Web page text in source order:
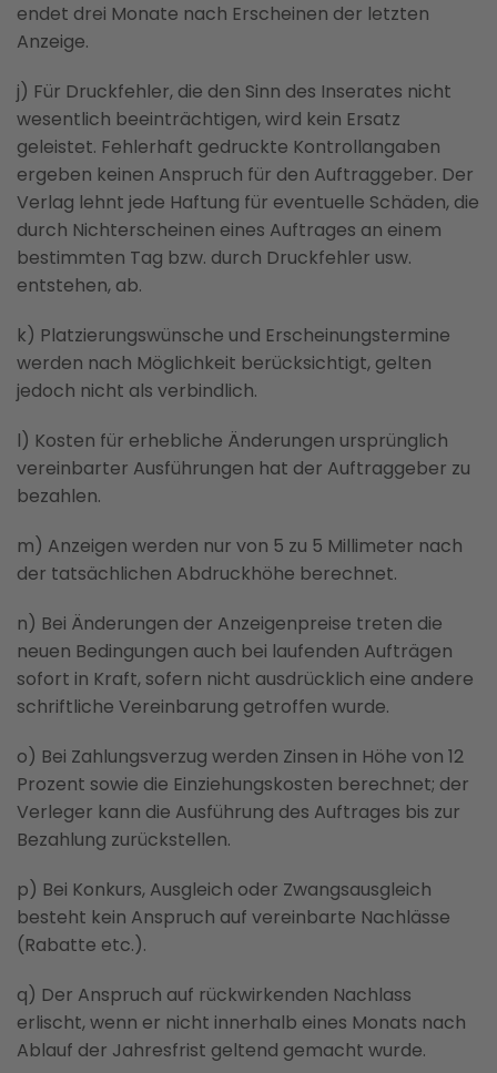
endet drei Monate nach Erscheinen der letzten
Anzeige.
j) Für Druckfehler, die den Sinn des Inserates nicht
wesentlich beeinträchtigen, wird kein Ersatz
geleistet. Fehlerhaft gedruckte Kontrollangaben
ergeben keinen Anspruch für den Auftraggeber. Der
Verlag lehnt jede Haftung für eventuelle Schäden, die
durch Nichterscheinen eines Auftrages an einem
bestimmten Tag bzw. durch Druckfehler usw.
entstehen, ab.
k) Platzierungswünsche und Erscheinungstermine
werden nach Möglichkeit berücksichtigt, gelten
jedoch nicht als verbindlich.
l) Kosten für erhebliche Änderungen ursprünglich
vereinbarter Ausführungen hat der Auftraggeber zu
bezahlen.
m) Anzeigen werden nur von 5 zu 5 Millimeter nach
der tatsächlichen Abdruckhöhe berechnet.
n) Bei Änderungen der Anzeigenpreise treten die
neuen Bedingungen auch bei laufenden Aufträgen
sofort in Kraft, sofern nicht ausdrücklich eine andere
schriftliche Vereinbarung getroffen wurde.
o) Bei Zahlungsverzug werden Zinsen in Höhe von 12
Prozent sowie die Einziehungskosten berechnet; der
Verleger kann die Ausführung des Auftrages bis zur
Bezahlung zurückstellen.
p) Bei Konkurs, Ausgleich oder Zwangsausgleich
besteht kein Anspruch auf vereinbarte Nachlässe
(Rabatte etc.).
q) Der Anspruch auf rückwirkenden Nachlass
erlischt, wenn er nicht innerhalb eines Monats nach
Ablauf der Jahresfrist geltend gemacht wurde.